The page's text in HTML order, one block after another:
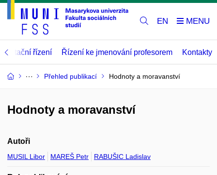
EN
řízení Řízení ke jmenování profesorem Kontakty
Přehled publikací Hodnoty a moravanství
Hodnoty a moravanství
Autoři
MUSIL Libor MAREŠ Petr RABUŠIC Ladislav